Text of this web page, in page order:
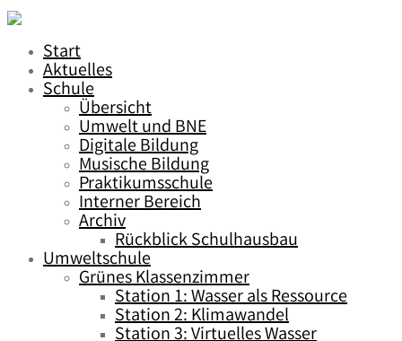
Start
Aktuelles
Schule
Übersicht
Umwelt und BNE
Digitale Bildung
Musische Bildung
Praktikumsschule
Interner Bereich
Archiv
Rückblick Schulhausbau
Umweltschule
Grünes Klassenzimmer
Station 1: Wasser als Ressource
Station 2: Klimawandel
Station 3: Virtuelles Wasser